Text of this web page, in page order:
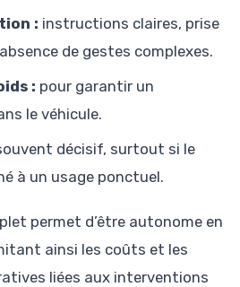
: instructions claires, prise
de gestes complexes.
: pour garantir un
le véhicule.
décisif, surtout si le
à un usage ponctuel.
permet d’être autonome en
ainsi les coûts et les
liées aux interventions